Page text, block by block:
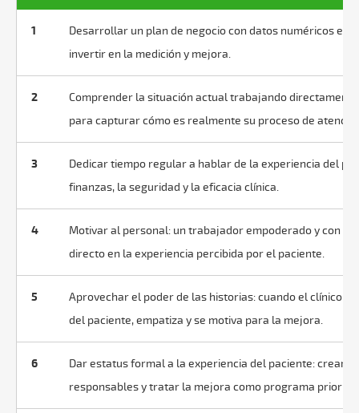
1
Desarrollar un plan de negocio con datos numéricos e
invertir en la medición y mejora.
2
Comprender la situación actual trabajando
para capturar cómo es realmente su proceso de
3
Dedicar tiempo regular a hablar de la experiencia del
finanzas, la seguridad y la eficacia clínica.
4
Motivar al personal: un trabajador empoderado y con
directo en la experiencia percibida por el paciente.
5
Aprovechar el poder de las historias: cuando el clínico
del paciente, empatiza y se motiva para la mejora.
6
Dar estatus formal a la experiencia del paciente: crear
responsables y tratar la mejora como programa